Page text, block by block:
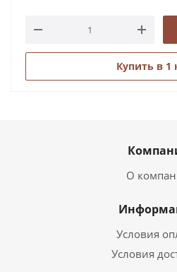
Купить в 1
О
Условия
Условия